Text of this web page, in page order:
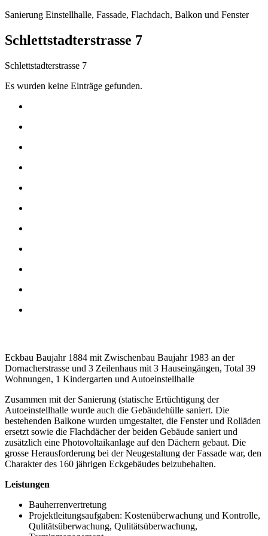
Sanierung Einstellhalle, Fassade, Flachdach, Balkon und Fenster
Schlettstadterstrasse 7
Schlettstadterstrasse 7
Es wurden keine Einträge gefunden.
Eckbau Baujahr 1884 mit Zwischenbau Baujahr 1983 an der
Dornacherstrasse und 3 Zeilenhaus mit 3 Hauseingängen, Total 39
Wohnungen, 1 Kindergarten und Autoeinstellhalle
Zusammen mit der Sanierung (statische Ertüchtigung der
Autoeinstellhalle wurde auch die Gebäudehülle saniert. Die
bestehenden Balkone wurden umgestaltet, die Fenster und Rolläden
ersetzt sowie die Flachdächer der beiden Gebäude saniert und
zusätzlich eine Photovoltaikanlage auf den Dächern gebaut. Die
grosse Herausforderung bei der Neugestaltung der Fassade war, den
Charakter des 160 jährigen Eckgebäudes beizubehalten.
Leistungen
Bauherrenvertretung
Projektleitungsaufgaben: Kostenüberwachung und Kontrolle,
Qulitätsüberwachung, Qulitätsüberwachung,